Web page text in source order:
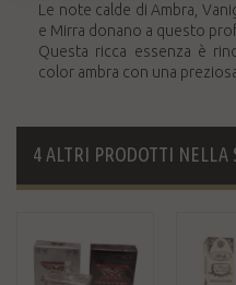
Le note calde di Ambra,
e Mirra donano a questo
Questa ricca essenza è
color ambra con una
4 ALTRI PRODOTTI NELLA